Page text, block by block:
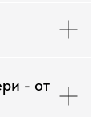
- от